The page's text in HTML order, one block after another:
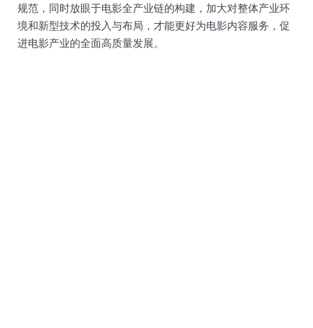
规范，同时放眼于电影全产业链的构建，加大对整体产业环
境和新型技术的投入与布局，才能更好为电影内容服务，促
进电影产业的全面高质量发展。